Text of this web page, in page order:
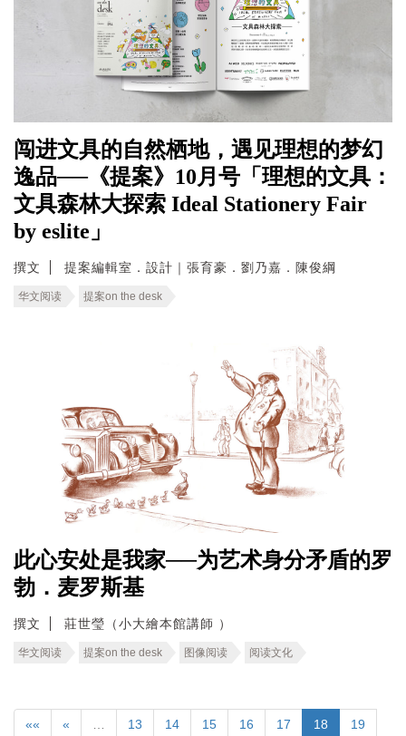
闯进文具的自然栖地，遇见理想的梦幻
逸品──《提案》10月号「理想的文具：
文具森林大探索 Ideal Stationery Fair
by eslite」
撰文 提案編輯室．設計｜張育豪．劉乃嘉．陳俊綱
华文阅读 提案on the desk
此心安处是我家──为艺术身分矛盾的罗
勃．麦罗斯基
撰文 莊世瑩（小大繪本館講師 ）
华文阅读 提案on the desk 图像阅读 阅读文化
«« « 13 14 15 16 17 18 19